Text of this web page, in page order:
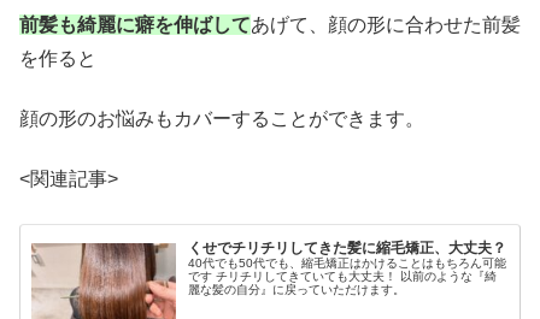
前髪も綺麗に癖を伸ばしてあげて、顔の形に合わせた前髪
を作ると
顔の形のお悩みもカバーすることができます。
<関連記事>
くせでチリチリしてきた髪に縮毛矯正、大丈夫？
40代でも50代でも、縮毛矯正はかけることはもちろん可能
です チリチリしてきていても大丈夫！ 以前のような『綺
麗な髪の自分』に戻っていただけます。